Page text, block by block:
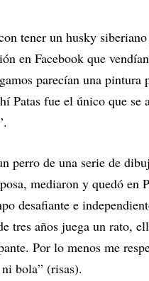
tener un husky
en Facebook que
parecían una pintura
Patas fue el único que se
perro de una serie de
mediaron y quedó en
desafiante e
tres años juega un rato,
Por lo menos me
bola” (risas).